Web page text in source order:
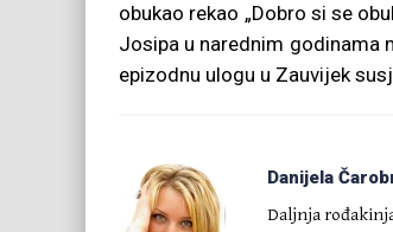
obukao rekao „Dobro si se
Josipa u narednim godinama
epizodnu ulogu u Zauvijek
Danijela
Daljnja